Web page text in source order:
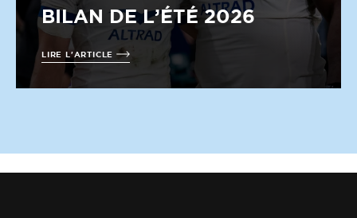
BILAN DE L’ÉTÉ 2026
LIRE L'ARTICLE